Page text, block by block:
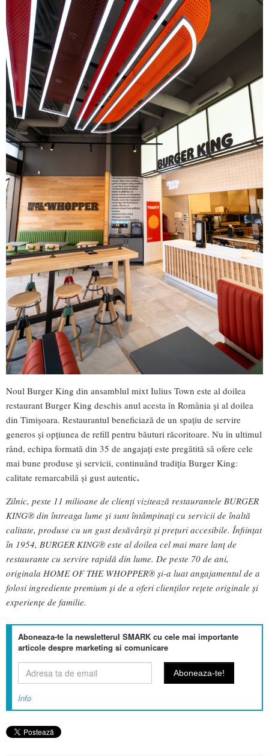
Noul Burger King din ansamblul mixt Iulius Town este al doilea
restaurant Burger King deschis anul acesta în România și al doilea
din Timișoara. Restaurantul beneficiază de un spațiu de servire
generos și opțiunea de refill pentru băuturi răcoritoare. Nu în ultimul
rând, echipa formată din 35 de angajați este pregătită să ofere cele
mai bune produse și servicii, continuând tradiția Burger King:
calitate remarcabilă și gust autentic.
Zilnic, peste 11 milioane de clienți vizitează restaurantele BURGER
KING® din întreaga lume și sunt întâmpinați cu servicii de înaltă
calitate, produse cu un gust desăvârșit și prețuri accesibile. Înființat
în 1954, BURGER KING® este al doilea cel mai mare lanț de
restaurante cu servire rapidă din lume. De peste 70 de ani,
originala HOME OF THE WHOPPER® și-a luat angajamentul de a
folosi ingrediente premium și de a oferi clienților rețete originale și
experiențe de familie.
Aboneaza-te la newsletterul SMARK cu cele mai importante
articole despre marketing si comunicare
Info